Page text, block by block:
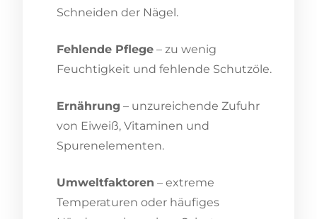
Schneiden der Nägel.
Fehlende Pflege – zu wenig
Feuchtigkeit und fehlende Schutzöle.
Ernährung – unzureichende Zufuhr
von Eiweiß, Vitaminen und
Spurenelementen.
Umweltfaktoren – extreme
Temperaturen oder häufiges